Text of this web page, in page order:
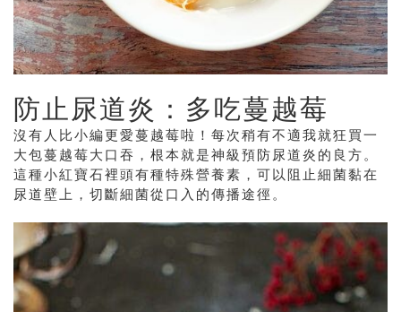
防止尿道炎：多吃蔓越莓
沒有人比小編更愛蔓越莓啦！每次稍有不適我就狂買一
大包蔓越莓大口吞，根本就是神級預防尿道炎的良方。
這種小紅寶石裡頭有種特殊營養素，可以阻止細菌黏在
尿道壁上，切斷細菌從口入的傳播途徑。